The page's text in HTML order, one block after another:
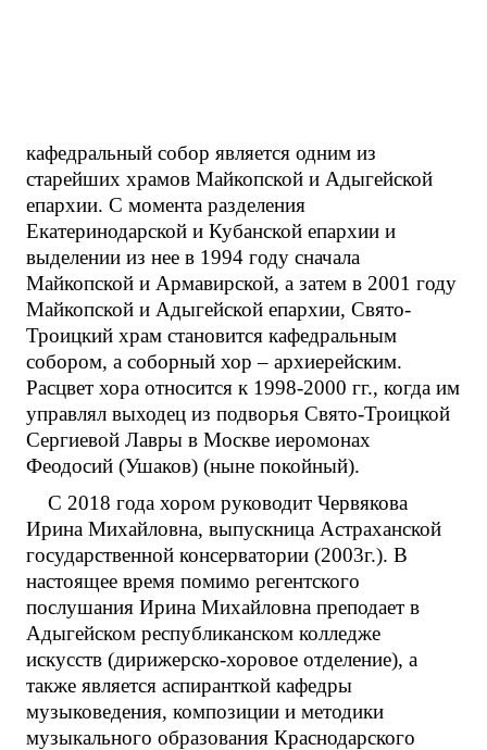
кафедральный собор является одним из
старейших храмов Майкопской и Адыгейской
епархии. С момента разделения
Екатеринодарской и Кубанской епархии и
выделении из нее в 1994 году сначала
Майкопской и Армавирской, а затем в 2001 году
Майкопской и Адыгейской епархии, Свято-
Троицкий храм становится кафедральным
собором, а соборный хор – архиерейским.
Расцвет хора относится к 1998-2000 гг., когда им
управлял выходец из подворья Свято-Троицкой
Сергиевой Лавры в Москве иеромонах
Феодосий (Ушаков) (ныне покойный).
С 2018 года хором руководит Червякова
Ирина Михайловна, выпускница Астраханской
государственной консерватории (2003г.). В
настоящее время помимо регентского
послушания Ирина Михайловна преподает в
Адыгейском республиканском колледже
искусств (дирижерско-хоровое отделение), а
также является аспиранткой кафедры
музыковедения, композиции и методики
музыкального образования Краснодарского